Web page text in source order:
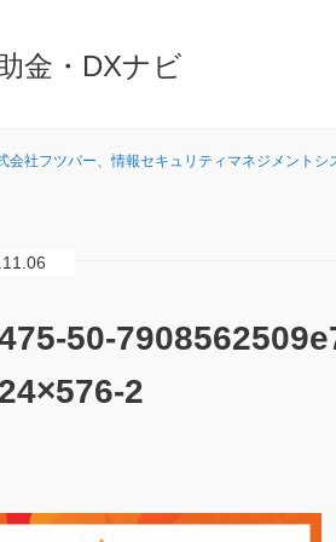
金・DXナビ
会社フツパー、情報セキュリティマネジメントシ
50-
2